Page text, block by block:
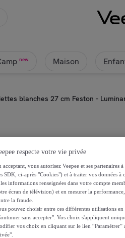
new Maison
blanches 27 cm Feston -
6
11,50
14,40 €
-20%
respecte votre vie privée
acceptant, vous autorisez Veepee et ses
SDK, ci-après "Cookies") et à traiter vos données
informations renseignées dans votre compte
écran de télévision) et en mesurer la
la fraude.
pouvez choisir entre ces différentes utilisations
sans accepter". Vos choix s'appliquent
vos choix en cliquant sur le lien